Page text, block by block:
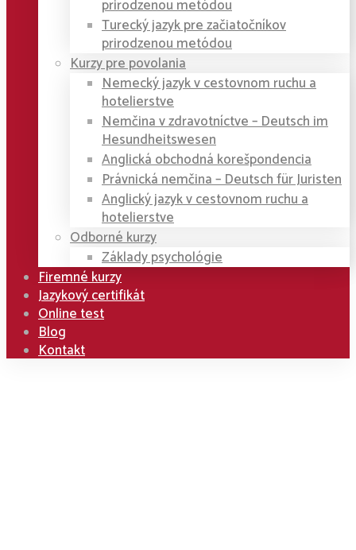
prirodzenou metódou
Turecký jazyk pre začiatočníkov
prirodzenou metódou
Kurzy pre povolania
Nemecký jazyk v cestovnom ruchu a
hotelierstve
Nemčina v zdravotníctve – Deutsch im
Hesundheitswesen
Anglická obchodná korešpondencia
Právnická nemčina – Deutsch für Juristen
Anglický jazyk v cestovnom ruchu a
hotelierstve
Odborné kurzy
Základy psychológie
Firemné kurzy
Jazykový certifikát
Online test
Blog
Kontakt